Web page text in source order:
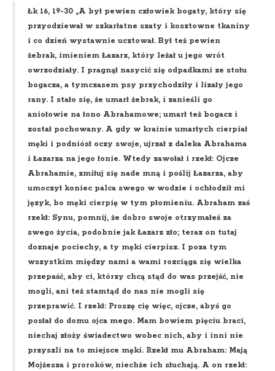
Łk 16, 19-30 „A był pewien człowiek bogaty, który się
przyodziewał w szkarłatne szaty i kosztowne tkaniny
i co dzień wystawnie ucztował. Był też pewien
żebrak, imieniem Łazarz, który leżał u jego wrót
owrzodziały. I pragnął nasycić się odpadkami ze stołu
bogacza, a tymczasem psy przychodziły i lizały jego
rany. I stało się, że umarł żebrak, i zanieśli go
aniołowie na łono Abrahamowe; umarł też bogacz i
został pochowany. A gdy w krainie umarłych cierpiał
męki i podniósł oczy swoje, ujrzał z daleka Abrahama
i Łazarza na jego łonie. Wtedy zawołał i rzekł: Ojcze
Abrahamie, zmiłuj się nade mną i poślij Łazarza, aby
umoczył koniec palca swego w wodzie i ochłodził mi
język, bo męki cierpię w tym płomieniu. Abraham zaś
rzekł: Synu, pomnij, że dobro swoje otrzymałeś za
swego życia, podobnie jak Łazarz zło; teraz on tutaj
doznaje pociechy, a ty męki cierpisz. I poza tym
wszystkim między nami a wami rozciąga się wielka
przepaść, aby ci, którzy chcą stąd do was przejść, nie
mogli, ani też stamtąd do nas nie mogli się
przeprawić. I rzekł: Proszę cię więc, ojcze, abyś go
posłał do domu ojca mego. Mam bowiem pięciu braci,
niechaj złoży świadectwo wobec nich, aby i inni nie
przyszli na to miejsce męki. Rzekł mu Abraham: Mają
Mojżesza i proroków, niechże ich słuchają. A on rzekł: